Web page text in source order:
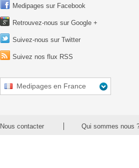
Medipages sur Facebook
Retrouvez-nous sur Google +
Suivez-nous sur Twitter
Suivez nos flux RSS
Medipages en France
Nous contacter Qui sommes nous